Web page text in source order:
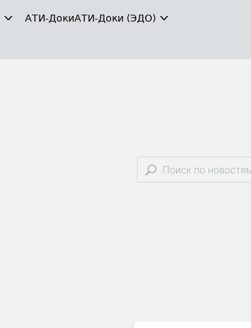
АТИ-ДокиАТИ-Доки (ЭДО)